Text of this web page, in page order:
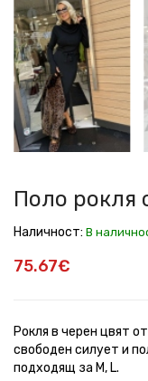
рокля
с
коланче
рокля
с
коланче
рокля
с
коланче
рокля
с
коланче
рокля
с
коланче
рокля
с
коланче
Поло рокля
Наличност: В
75.67€
Рокля в черен цвят
свободен силует и
подходящ за M, L.